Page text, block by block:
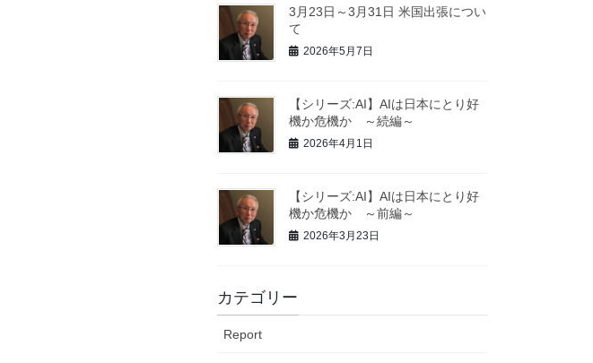
3月23日～3月31日 米国出張につい
て
2026年5月7日
【シリーズ:AI】AIは日本にとり好
機か危機か ～続編～
2026年4月1日
【シリーズ:AI】AIは日本にとり好
機か危機か ～前編～
2026年3月23日
カテゴリー
Report